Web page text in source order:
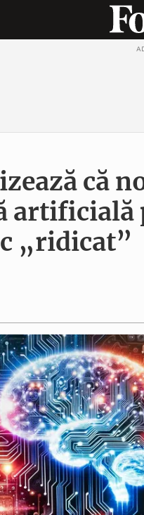
că
artificială
„ridicat”